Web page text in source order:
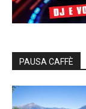
PAUSA CAFFÈ